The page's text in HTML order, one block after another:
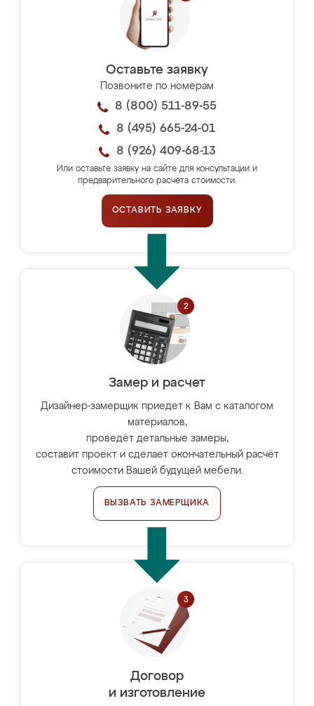
Оставьте заявку
Позвоните по номерам
8 (800) 511-89-55
8 (495) 665-24-01
8 (926) 409-68-13
Или оставьте заявку на сайте для консультации и
предварительного расчёта стоимости.
ОСТАВИТЬ ЗАЯВКУ
Замер и расчет
Дизайнер-замерщик приедет к Вам с каталогом
материалов,
проведёт детальные замеры,
составит проект и сделает окончательный расчёт
стоимости Вашей будущей мебели.
ВЫЗВАТЬ ЗАМЕРЩИКА
Договор
и изготовление